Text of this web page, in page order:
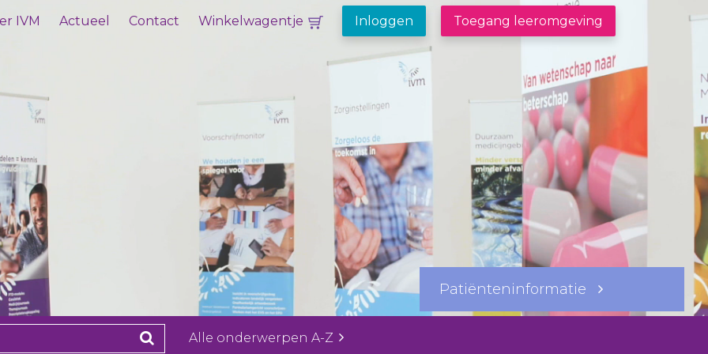
IVM Actueel Contact Winkelwagentje Inloggen Toegang leeromgeving
Alle onderwerpen A-Z
Patiënteninformatie